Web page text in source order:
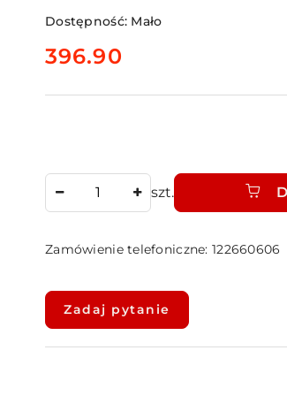
Dostępność: Mało
cena:
396.90
szt.
Zamówienie telefoniczne: 122660606
Dostępność
i
dostawa
Zadaj pytanie